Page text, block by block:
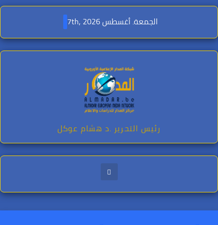
Skip
content
الجمعة. أغسطس 7th, 2026
رئيس التحرير .د هشام عوكل